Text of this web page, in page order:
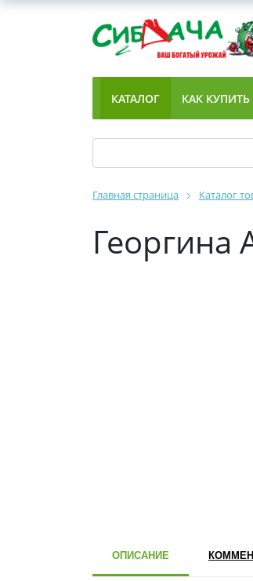
КАТАЛОГ КАК КУПИТЬ
Главная страница Каталог
Георгина
ОПИСАНИЕ